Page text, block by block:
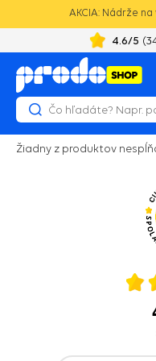
AKCIA: Nádrže na
4.6/5 (
Žiadny z produktov